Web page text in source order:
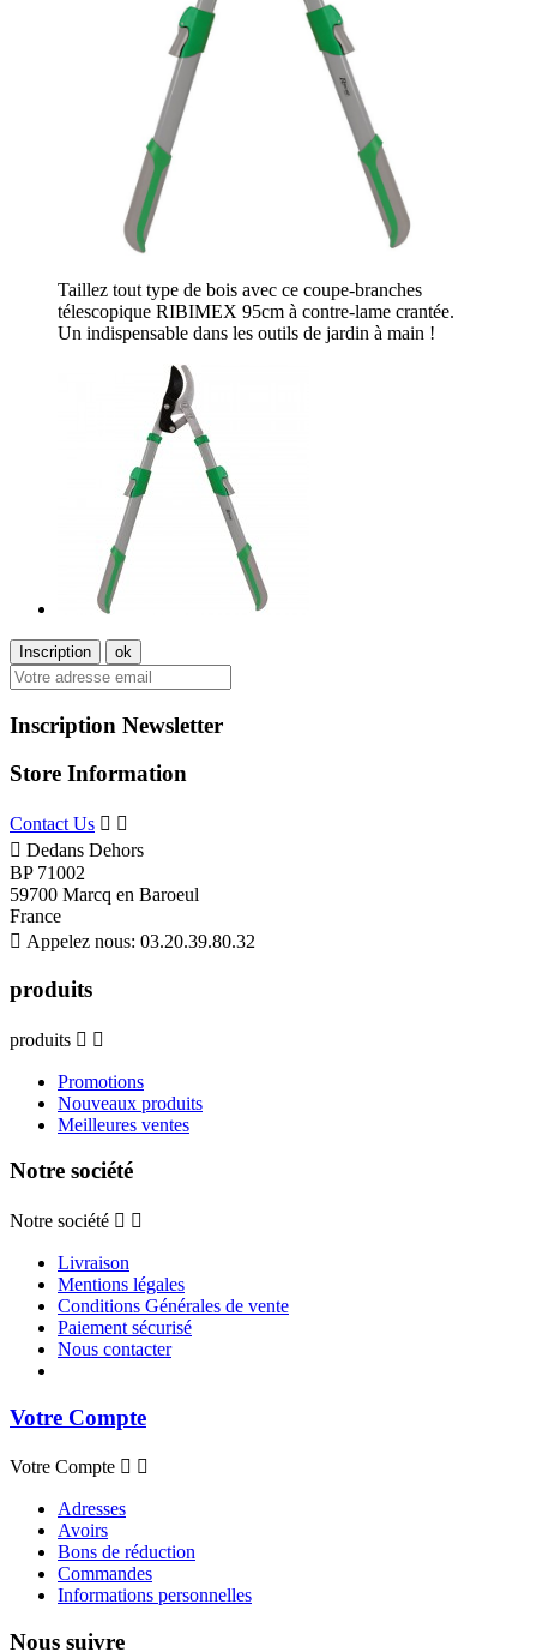
Taillez tout type de bois avec ce coupe-branches
télescopique RIBIMEX 95cm à contre-lame crantée.
Un indispensable dans les outils de jardin à main !
Inscription Newsletter
Store Information
Contact Us  
 Dedans Dehors
BP 71002
59700 Marcq en Baroeul
France
 Appelez nous: 03.20.39.80.32
produits
produits  
Promotions
Nouveaux produits
Meilleures ventes
Notre société
Notre société  
Livraison
Mentions légales
Conditions Générales de vente
Paiement sécurisé
Nous contacter
Votre Compte
Votre Compte  
Adresses
Avoirs
Bons de réduction
Commandes
Informations personnelles
Nous suivre